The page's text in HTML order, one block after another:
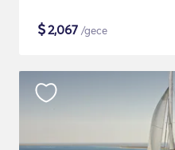
$2,067 /gece